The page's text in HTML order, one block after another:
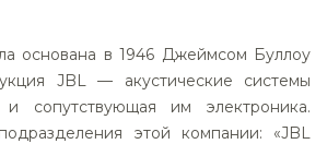
основана в 1946 Джеймсом Буллоу
JBL — акустические системы
и сопутствующая им электроника.
этой компании: «JBL